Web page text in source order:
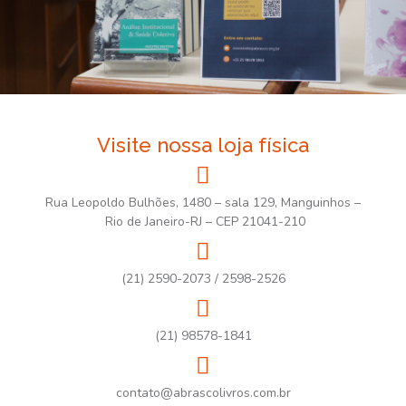
Visite nossa loja física
Rua Leopoldo Bulhões, 1480 – sala 129, Manguinhos –
Rio de Janeiro-RJ – CEP 21041-210
(21) 2590-2073 / 2598-2526
(21) 98578-1841
contato@abrascolivros.com.br